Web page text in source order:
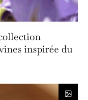
inspirée du